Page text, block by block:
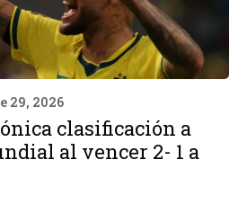
29, 2026
clasificación a
al vencer 2- 1 a